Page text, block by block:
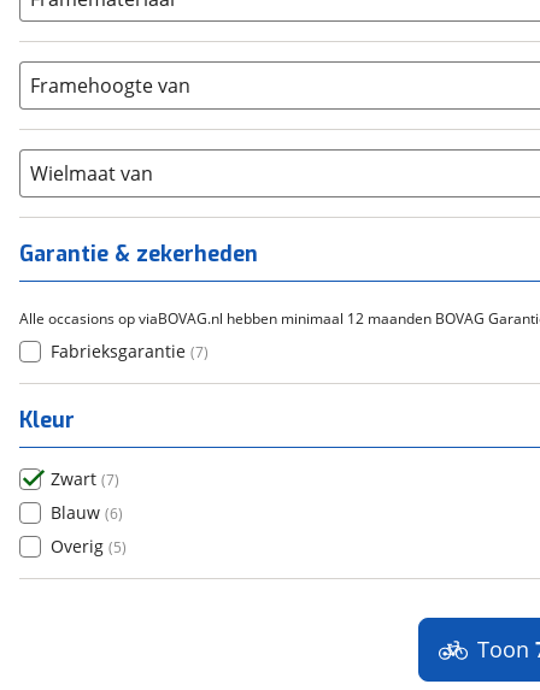
Bafang
Gazelle (0)
Cortina (0)
Flyer (0)
Overig ( 0)
5-8 (0)
9-14
15-20 (0)
21+
Aluminium (7)
Carbon
Chroom-molybdeen (0)
Scandium
Staal (0 )
Tica
Framehoogte van
Wielmaat van
Garantie & zekerheden
Alle occasions op viaBOVAG.nl hebben minimaal 12 maanden BOVAG
Fabrieksgarantie (7)
Kleur
Zwart (7)
Blauw (6)
Overig (5)
Toon